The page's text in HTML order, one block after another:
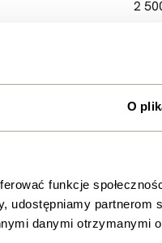
O
funkcje
partnerom
danymi otrzymanymi
2
PKP |